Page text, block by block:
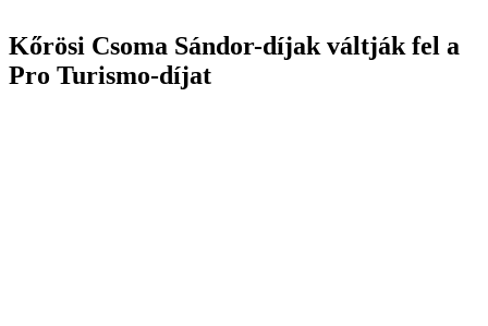
Kőrösi Csoma Sándor-díjak váltják fel a
Pro Turismo-díjat